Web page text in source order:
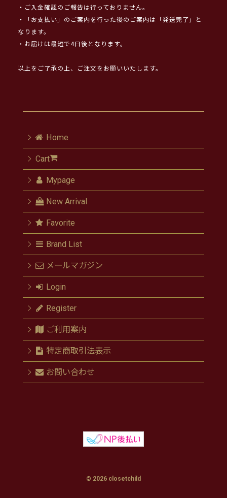
・ご入金確認のご報告は行っておりません。
・「お支払い」のご案内を行った後のご案内は「発送完了」と
なります。
・お届けは最短で4日後となります。
以上をご了承の上、ご注文をお願いいたします。
Home
Cart
Mypage
New Arrival
Favorite
Brand List
メールマガジン
Login
Register
ご利用案内
特定商取引法表示
お問い合わせ
© 2026 closetchild